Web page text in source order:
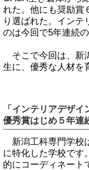
れた。他にも奨励賞
り選ばれた。インテ
のは今回で5年連続の
そこで今回は、新
生に、優秀な人材を
「インテリアデザ
優秀賞はじめ５年連
新潟工科専門学校
に特化した学校です
的にコーディネート